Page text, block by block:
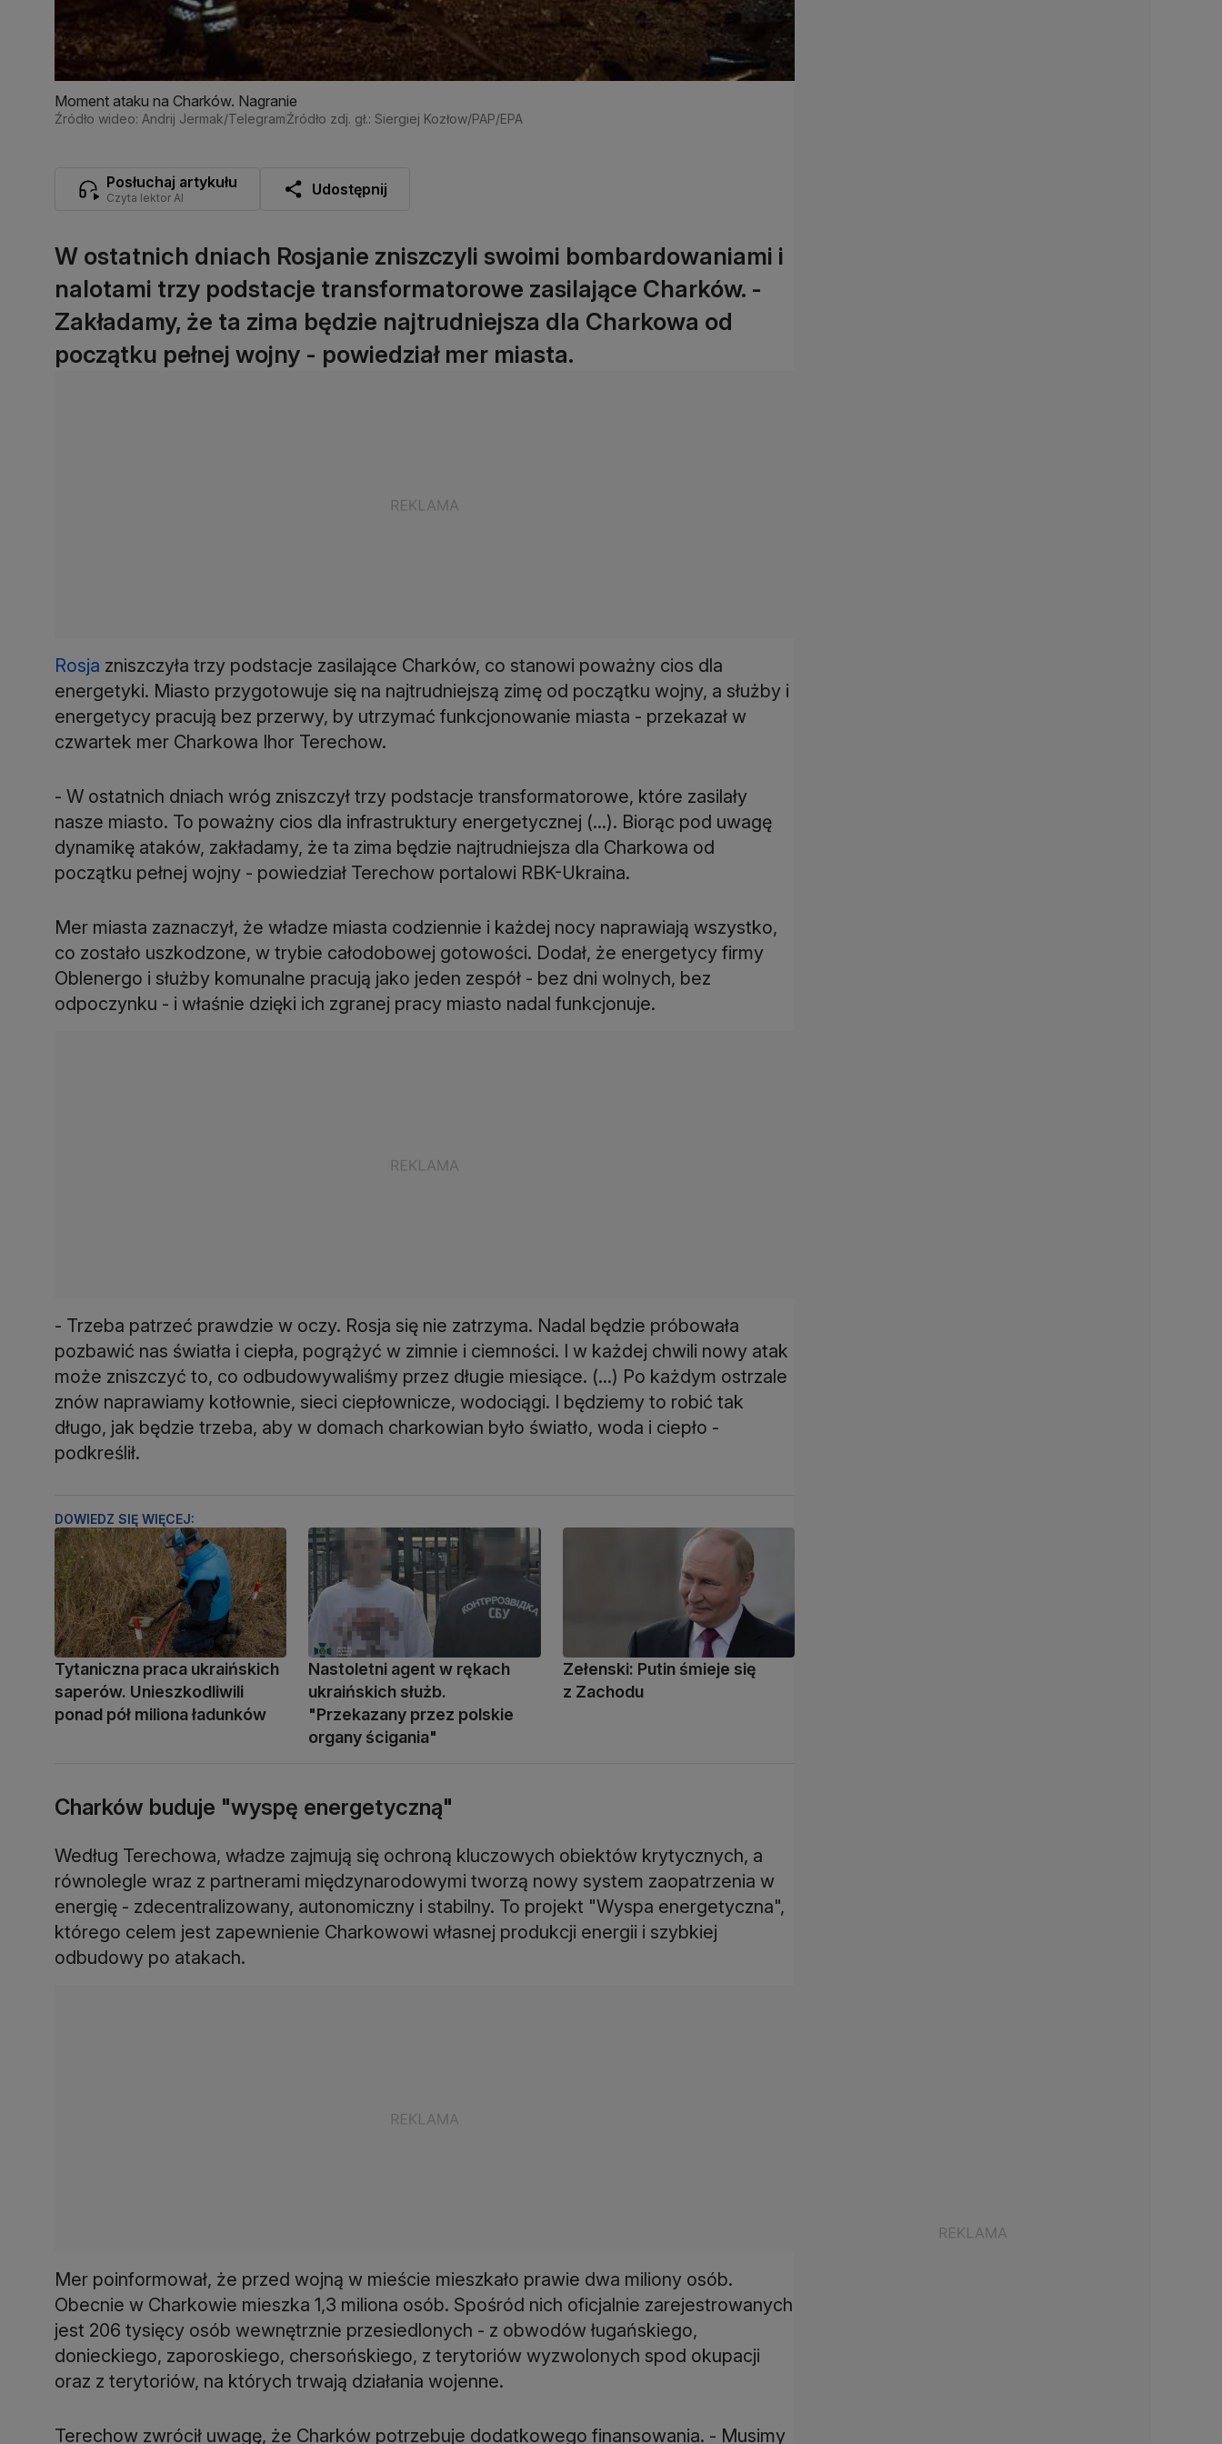
Moment ataku na Charków. Nagranie
Źródło wideo: Andrij Jermak/TelegramŹródło zdj. gł.: Siergiej Kozłow/PAP/EPA
Posłuchaj artykułu
Czyta lektor AI Udostępnij
W ostatnich dniach Rosjanie zniszczyli swoimi bombardowaniami i
nalotami trzy podstacje transformatorowe zasilające Charków. -
Zakładamy, że ta zima będzie najtrudniejsza dla Charkowa od
początku pełnej wojny - powiedział mer miasta.
Rosja zniszczyła trzy podstacje zasilające Charków, co stanowi poważny cios dla
energetyki. Miasto przygotowuje się na najtrudniejszą zimę od początku wojny, a służby i
energetycy pracują bez przerwy, by utrzymać funkcjonowanie miasta - przekazał w
czwartek mer Charkowa Ihor Terechow.
- W ostatnich dniach wróg zniszczył trzy podstacje transformatorowe, które zasilały
nasze miasto. To poważny cios dla infrastruktury energetycznej (...). Biorąc pod uwagę
dynamikę ataków, zakładamy, że ta zima będzie najtrudniejsza dla Charkowa od
początku pełnej wojny - powiedział Terechow portalowi RBK-Ukraina.
Mer miasta zaznaczył, że władze miasta codziennie i każdej nocy naprawiają wszystko,
co zostało uszkodzone, w trybie całodobowej gotowości. Dodał, że energetycy firmy
Oblenergo i służby komunalne pracują jako jeden zespół - bez dni wolnych, bez
odpoczynku - i właśnie dzięki ich zgranej pracy miasto nadal funkcjonuje.
- Trzeba patrzeć prawdzie w oczy. Rosja się nie zatrzyma. Nadal będzie próbowała
pozbawić nas światła i ciepła, pogrążyć w zimnie i ciemności. I w każdej chwili nowy atak
może zniszczyć to, co odbudowywaliśmy przez długie miesiące. (...) Po każdym ostrzale
znów naprawiamy kotłownie, sieci ciepłownicze, wodociągi. I będziemy to robić tak
długo, jak będzie trzeba, aby w domach charkowian było światło, woda i ciepło -
podkreślił.
DOWIEDZ SIĘ WIĘCEJ:
Tytaniczna praca ukraińskich
saperów. Unieszkodliwili
ponad pół miliona ładunków
Nastoletni agent w rękach
ukraińskich służb.
"Przekazany przez polskie
organy ścigania"
Zełenski: Putin śmieje się
z Zachodu
Charków buduje "wyspę energetyczną"
Według Terechowa, władze zajmują się ochroną kluczowych obiektów krytycznych, a
równolegle wraz z partnerami międzynarodowymi tworzą nowy system zaopatrzenia w
energię - zdecentralizowany, autonomiczny i stabilny. To projekt "Wyspa energetyczna",
którego celem jest zapewnienie Charkowowi własnej produkcji energii i szybkiej
odbudowy po atakach.
Mer poinformował, że przed wojną w mieście mieszkało prawie dwa miliony osób.
Obecnie w Charkowie mieszka 1,3 miliona osób. Spośród nich oficjalnie zarejestrowanych
jest 206 tysięcy osób wewnętrznie przesiedlonych - z obwodów ługańskiego,
donieckiego, zaporoskiego, chersońskiego, z terytoriów wyzwolonych spod okupacji
oraz z terytoriów, na których trwają działania wojenne.
Terechow zwrócił uwagę, że Charków potrzebuje dodatkowego finansowania. - Musimy